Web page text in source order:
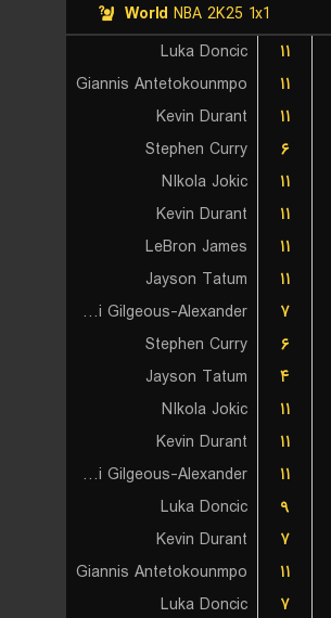
World NBA 2K25 1x1
Luka Doncic
۱۱
Giannis Antetokounmpo
۱۱
Kevin Durant
۱۱
Stephen Curry
۶
NIkola Jokic
۱۱
Kevin Durant
۱۱
LeBron James
۱۱
Jayson Tatum
۱۱
Shai Gilgeous-Alexander
۷
Stephen Curry
۶
Jayson Tatum
۴
NIkola Jokic
۱۱
Kevin Durant
۱۱
Shai Gilgeous-Alexander
۱۱
Luka Doncic
۹
Kevin Durant
۷
Giannis Antetokounmpo
۱۱
Luka Doncic
۷